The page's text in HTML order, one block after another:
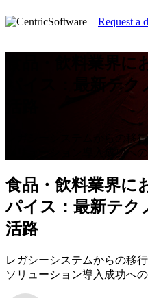
Request a
食品・飲料業界
パイス：最新テ
レガシーシステムからの移
ソリューション導入成功へ
食品・飲料業界に
パイス：最新テク
活路
レガシーシステムからの移
ソリューション導入成功へ